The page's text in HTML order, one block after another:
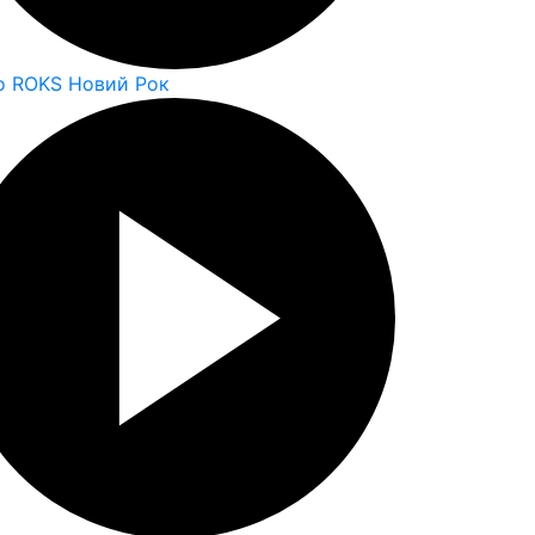
ROKS Новий Рок